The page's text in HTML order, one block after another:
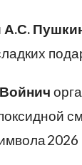
А.С.
2026